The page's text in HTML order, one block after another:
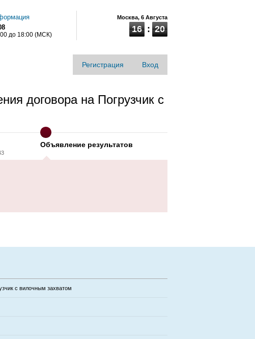
до 18:00 (МСК)
Москва, 6 Августа
20
16
Регистрация Вход
договора на Погрузчик с
Объявление результатов
с вилочным захватом